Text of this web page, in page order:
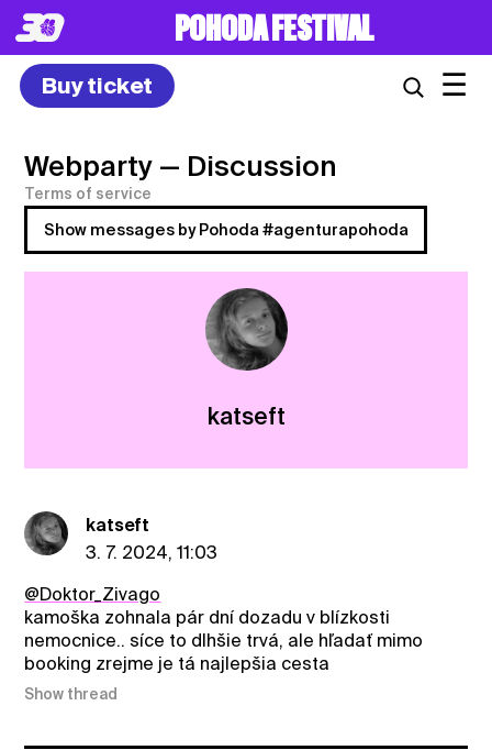
POHODA FESTIVAL
Buy ticket ☰
Webparty — Discussion
Terms of service
Show messages by Pohoda #agenturapohoda
katseft
katseft
3. 7. 2024, 11:03
@Doktor_Zivago
kamoška zohnala pár dní dozadu v blízkosti
nemocnice.. síce to dlhšie trvá, ale hľadať mimo
booking zrejme je tá najlepšia cesta
Show thread